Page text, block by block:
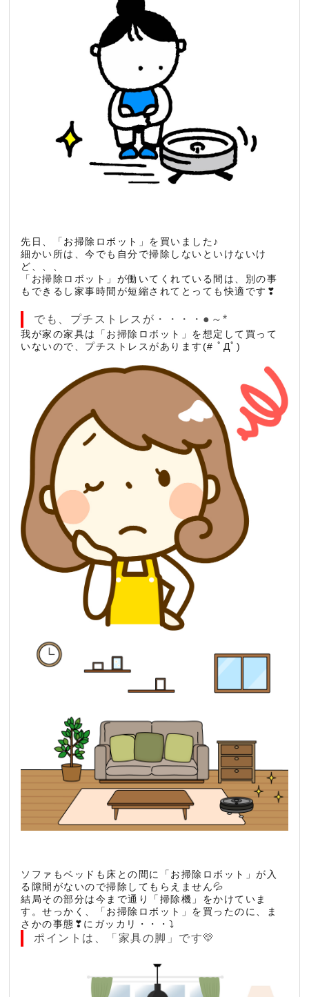
先日、「お掃除ロボット」を買いました♪
細かい所は、今でも自分で掃除しないといけないけ
ど、、、
「お掃除ロボット」が働いてくれている間は、別の事
もできるし家事時間が短縮されてとっても快適です❣
でも、プチストレスが・・・・●～*
我が家の家具は「お掃除ロボット」を想定して買って
いないので、プチストレスがあります(# ﾟДﾟ)
ソファもベッドも床との間に「お掃除ロボット」が入
る隙間がないので掃除してもらえません💦
結局その部分は今まで通り「掃除機」をかけていま
す。せっかく、「お掃除ロボット」を買ったのに、ま
さかの事態❣にガッカリ・・・⤵
ポイントは、「家具の脚」です💛